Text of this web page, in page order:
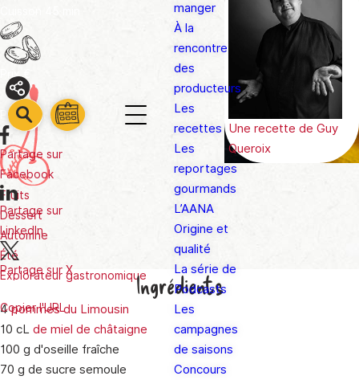
barre
barre
manger
À la
rencontre
des
producteurs
Les
recettes
Les
reportages
gourmands
L’AANA
Origine et
qualité
La série de
Podcasts
Les
campagnes
de saisons
Concours
Prix
Fruits
Dessert
Automne
Été
Explorateur gastronomique
Partager
Partage sur
Facebook
Partage sur
LinkedIn
Partage sur X
Copier l'URL
Une recette de Guy
Queroix
Ingrédients
4pommes du Limousin
10 cL de miel de châtaigne
100 g d'oseille fraîche
70 g de sucre semoule